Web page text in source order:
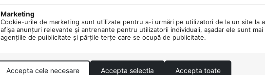
Marketing
Cookie-urile de marketing sunt utilizate pentru a-i urmări pe utilizatori de la un site la
afişa anunţuri relevante şi antrenante pentru utilizatorii individuali, aşadar ele sunt
agenţiile de puiblicitate şi părţile terţe care se ocupă de publicitate.
Accepta cele necesare Accepta selectia Accepta toate